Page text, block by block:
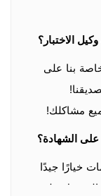
بنا على
تصديقنا!
مشاكلك!
الشهادة؟
خيارًا جيدًا
الحصول على